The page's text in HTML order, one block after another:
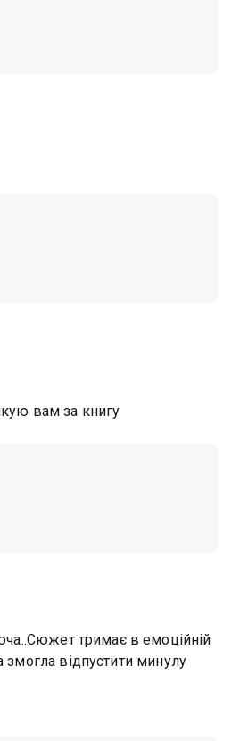
вам за книгу
тримає в емоційній
відпустити минулу